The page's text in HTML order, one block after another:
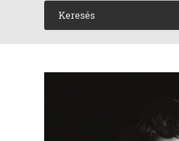
PODCAST